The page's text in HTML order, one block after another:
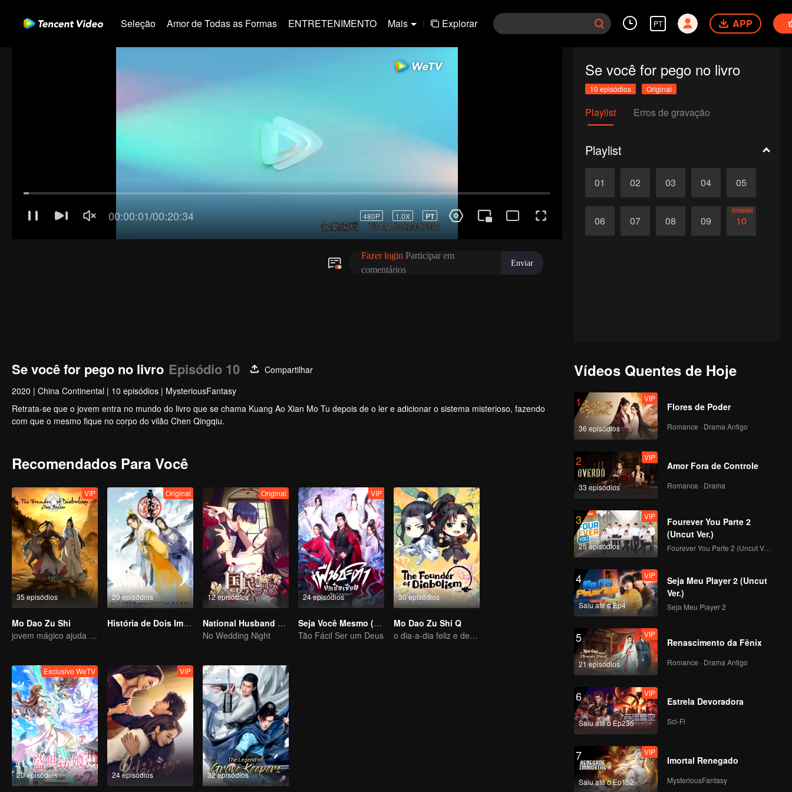
Seleção Amor de Todas as Formas ENTRETENIMENTO Mais | Explorar PT APP
Se você for pego no livro
10 episódios Original
Playlist Erros de gravação
Playlist
01 02 03 04 05
06 07 08 09 10
Completo
Se você for pego no livro Episódio 10
Compartilhar
2020 | China Continental | 10 episódios | MysteriousFantasy
Retrata-se que o jovem entra no mundo do livro que se chama Kuang Ao Xian Mo Tu depois de o ler e adicionar o sistema misterioso, fazendo
com que o mesmo fique no corpo do vilão Chen Qingqiu.
Recomendados Para Você
35 episódios
VIP
Mo Dao Zu Shi
jovem mágico ajuda os povos
20 episódios
Original
História de Dois Imperadores
12 episódios
Original
National Husband Bring Home SS1
No Wedding Night
24 episódios
VIP
Seja Você Mesmo (Versão Tailandesa)
Tão Fácil Ser um Deus
30 episódios
Mo Dao Zu Shi Q
o dia-a-dia feliz e descansado
20 episódios
Exclusivo WeTV
24 episódios
VIP
32 episódios
Vídeos Quentes de Hoje
1
36 episódios
VIP
Flores de Poder
Romance · Drama Antigo
2
33 episódios
VIP
Amor Fora de Controle
Romance · Drama
3
25 episódios
VIP
Fourever You Parte 2
(Uncut Ver.)
Fourever You Parte 2 (Uncut Ver.)
4
Saiu até o Ep4
VIP
Seja Meu Player 2 (Uncut
Ver.)
Seja Meu Player 2
5
21 episódios
VIP
Renascimento da Fênix
Romance · Drama Antigo
6
Saiu até o Ep235
VIP
Estrela Devoradora
Sci-Fi
7
Saiu até o Ep152
VIP
Imortal Renegado
MysteriousFantasy